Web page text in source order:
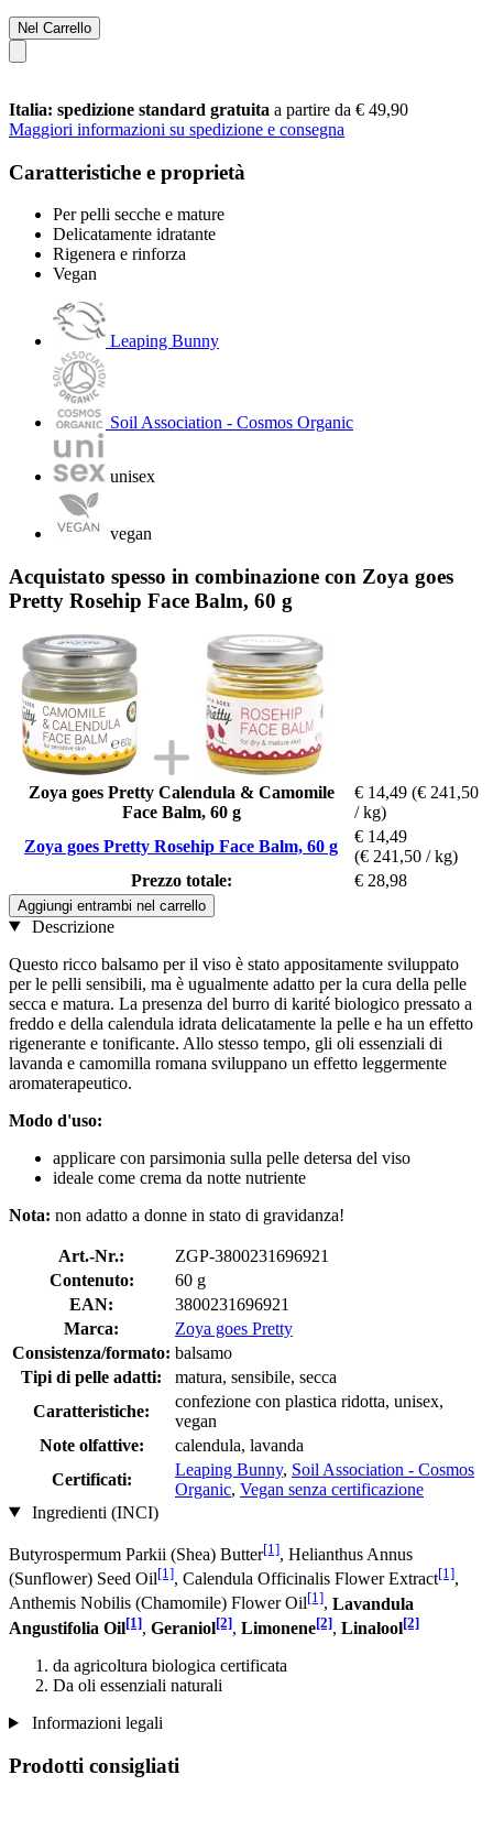
Nel Carrello
Italia: spedizione standard gratuita a partire da € 49,90
Maggiori informazioni su spedizione e consegna
Caratteristiche e proprietà
Per pelli secche e mature
Delicatamente idratante
Rigenera e rinforza
Vegan
Leaping Bunny
Soil Association - Cosmos Organic
unisex
vegan
Acquistato spesso in combinazione con Zoya goes
Pretty Rosehip Face Balm, 60 g
Zoya goes Pretty Calendula & Camomile
Face Balm, 60 g
€ 14,49 (€ 241,50
/ kg)
Zoya goes Pretty Rosehip Face Balm, 60 g
€ 14,49
(€ 241,50 / kg)
Prezzo totale:
€ 28,98
Aggiungi entrambi nel carrello
Descrizione
Questo ricco balsamo per il viso è stato appositamente sviluppato
per le pelli sensibili, ma è ugualmente adatto per la cura della pelle
secca e matura. La presenza del burro di karité biologico pressato a
freddo e della calendula idrata delicatamente la pelle e ha un effetto
rigenerante e tonificante. Allo stesso tempo, gli oli essenziali di
lavanda e camomilla romana sviluppano un effetto leggermente
aromaterapeutico.
Modo d'uso:
applicare con parsimonia sulla pelle detersa del viso
ideale come crema da notte nutriente
Nota: non adatto a donne in stato di gravidanza!
Art.-Nr.:
ZGP-3800231696921
Contenuto:
60 g
EAN:
3800231696921
Marca:
Zoya goes Pretty
Consistenza/formato: balsamo
Tipi di pelle adatti:
matura, sensibile, secca
Caratteristiche:
confezione con plastica ridotta, unisex,
vegan
Note olfattive:
calendula, lavanda
Certificati:
Leaping Bunny, Soil Association - Cosmos
Organic, Vegan senza certificazione
Ingredienti (INCI)
Butyrospermum Parkii (Shea) Butter[1], Helianthus Annus
(Sunflower) Seed Oil[1], Calendula Officinalis Flower Extract[1],
Anthemis Nobilis (Chamomile) Flower Oil[1], Lavandula
Angustifolia Oil[1], Geraniol[2], Limonene[2], Linalool[2]
da agricoltura biologica certificata
Da oli essenziali naturali
Informazioni legali
Prodotti consigliati